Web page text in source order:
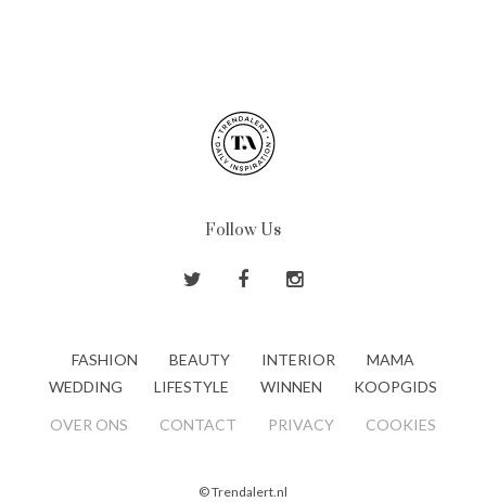
Follow Us
FASHION BEAUTY INTERIOR
MAMA
WEDDING
LIFESTYLE WINNEN KOOPGIDS
OVER ONS CONTACT PRIVACY COOKIES
© Trendalert.nl